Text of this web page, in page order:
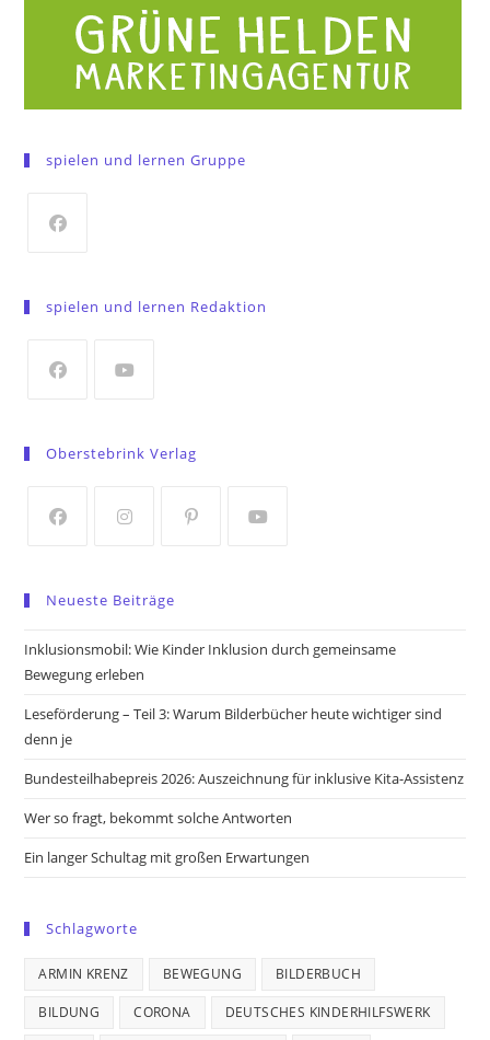
spielen und lernen Gruppe
a
tab
spielen und lernen Redaktion
a
tab
tab
Oberstebrink Verlag
a
new
tab
new
tab
a
new
new
Neueste Beiträge
Inklusionsmobil: Wie Kinder Inklusion durch gemeinsame
Bewegung erleben
Leseförderung – Teil 3: Warum Bilderbücher heute wichtiger sind
denn je
Bundesteilhabepreis 2026: Auszeichnung für inklusive Kita-Assistenz
Wer so fragt, bekommt solche Antworten
Ein langer Schultag mit großen Erwartungen
Schlagworte
ARMIN KRENZ BEWEGUNG BILDERBUCH
BILDUNG CORONA DEUTSCHES KINDERHILFSWERK